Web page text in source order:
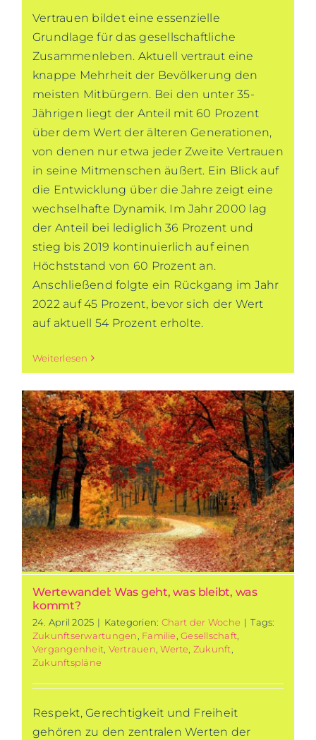
Vertrauen bildet eine essenzielle
Grundlage für das gesellschaftliche
Zusammenleben. Aktuell vertraut eine
knappe Mehrheit der Bevölkerung den
meisten Mitbürgern. Bei den unter 35-
Jährigen liegt der Anteil mit 60 Prozent
über dem Wert der älteren Generationen,
von denen nur etwa jeder Zweite Vertrauen
in seine Mitmenschen äußert. Ein Blick auf
die Entwicklung über die Jahre zeigt eine
wechselhafte Dynamik. Im Jahr 2000 lag
der Anteil bei lediglich 36 Prozent und
stieg bis 2019 kontinuierlich auf einen
Höchststand von 60 Prozent an.
Anschließend folgte ein Rückgang im Jahr
2022 auf 45 Prozent, bevor sich der Wert
auf aktuell 54 Prozent erholte.
Weiterlesen
Wertewandel: Was geht, was bleibt, was
kommt?
24. April 2025 | Kategorien: Chart der Woche | Tags:
Zukunftserwartungen, Familie,Gesellschaft,
Vergangenheit, Vertrauen,Werte, Zukunft,
Zukunftspläne
Respekt, Gerechtigkeit und Freiheit
gehören zu den zentralen Werten der